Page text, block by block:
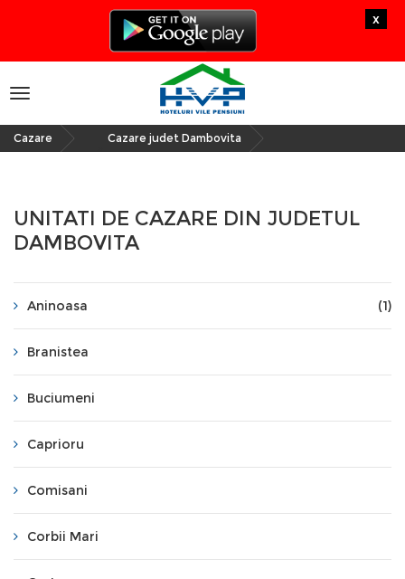
x
Toggle
navigation
Cazare Cazare judet Dambovita
UNITATI DE CAZARE DIN JUDETUL
DAMBOVITA
Aninoasa (1)
Branistea
Buciumeni
Caprioru
Comisani
Corbii Mari